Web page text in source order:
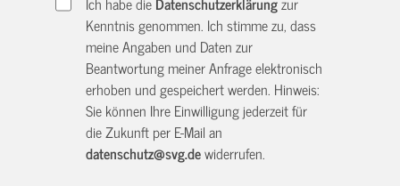
Kenntnis genommen. Ich stimme zu, dass
meine Angaben und Daten zur
Beantwortung meiner Anfrage elektronisch
erhoben und gespeichert werden. Hinweis:
Sie können Ihre Einwilligung jederzeit für
die Zukunft per E-Mail an
datenschutz@svg.dewiderrufen.